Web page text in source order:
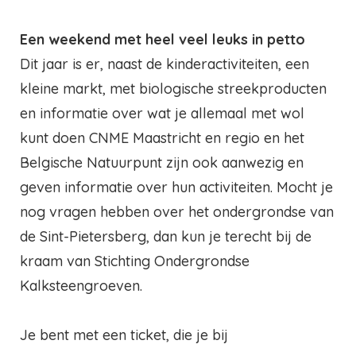
Een weekend met heel veel leuks in petto
Dit jaar is er, naast de kinderactiviteiten, een
kleine markt, met biologische streekproducten
en informatie over wat je allemaal met wol
kunt doen CNME Maastricht en regio en het
Belgische Natuurpunt zijn ook aanwezig en
geven informatie over hun activiteiten. Mocht je
nog vragen hebben over het ondergrondse van
de Sint-Pietersberg, dan kun je terecht bij de
kraam van Stichting Ondergrondse
Kalksteengroeven.
Je bent met een ticket, die je bij